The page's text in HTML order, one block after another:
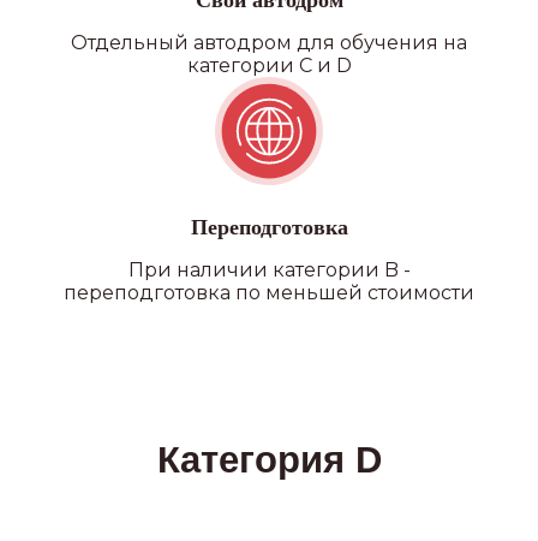
Отдельный автодром для обучения на
категории C и D
Переподготовка
При наличии категории B -
переподготовка по меньшей стоимости